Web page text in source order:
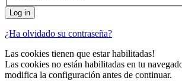
¿Ha olvidado su contraseña?
Las cookies tienen que estar habilitadas!
Las cookies no están habilitadas en tu
modifica la configuración antes de continuar.